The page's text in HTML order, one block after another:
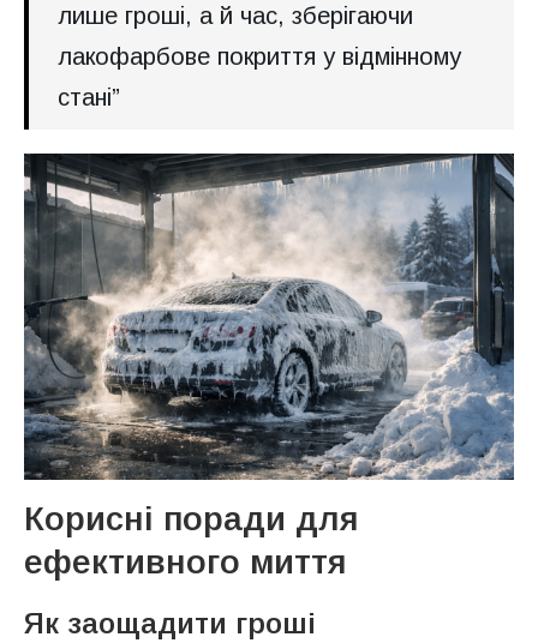
лише гроші, а й час, зберігаючи
лакофарбове покриття у відмінному
стані”
Корисні поради для
ефективного миття
Як заощадити гроші